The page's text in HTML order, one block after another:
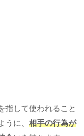
指して使われること
うに、 相手の行為が